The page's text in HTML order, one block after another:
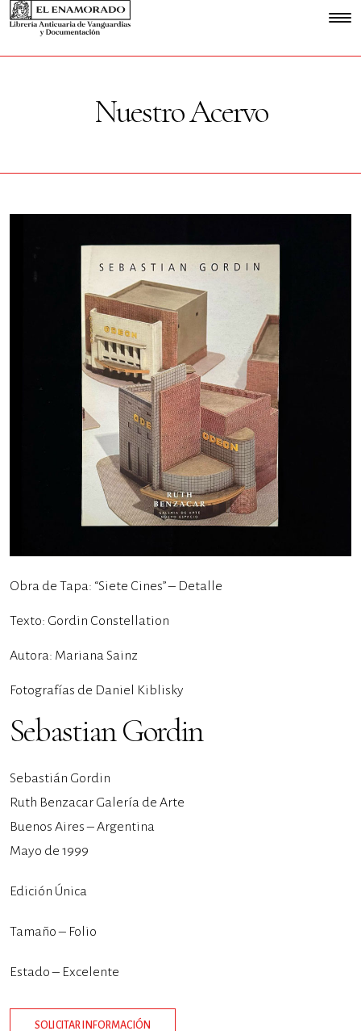
Nuestro Acervo
Obra de Tapa: “Siete Cines” – Detalle
Texto: Gordin Constellation
Autora: Mariana Sainz
Fotografías de Daniel Kiblisky
Sebastian Gordin
Sebastián Gordin
Ruth Benzacar Galería de Arte
Buenos Aires – Argentina
Mayo de 1999
Edición Única
Tamaño – Folio
Estado – Excelente
SOLICITAR INFORMACIÓN